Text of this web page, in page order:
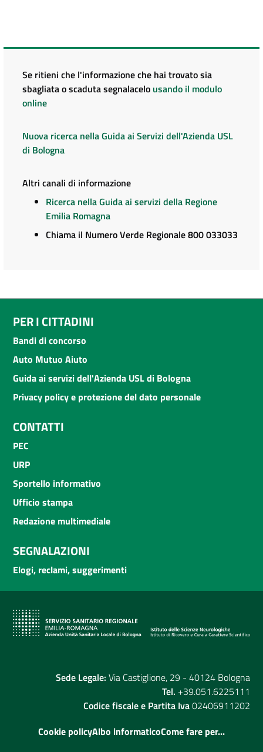
Se ritieni che l'informazione che hai trovato sia
sbagliata o scaduta segnalacelo usando il modulo
online
Nuova ricerca nella Guida ai Servizi dell'Azienda USL
di Bologna
Altri canali di informazione
Ricerca nella Guida ai servizi della Regione
Emilia Romagna
Chiama il Numero Verde Regionale 800 033033
PER I CITTADINI
Bandi di concorso
Auto Mutuo Aiuto
Guida ai servizi dell'Azienda USL di Bologna
Privacy policy e protezione del dato personale
CONTATTI
PEC
URP
Sportello informativo
Ufficio stampa
Redazione multimediale
SEGNALAZIONI
Elogi, reclami, suggerimenti
Sede Legale: Via Castiglione, 29 - 40124 Bologna
Tel. +39.051.6225111
Codice fiscale e Partita Iva02406911202
Cookie policyAlbo informaticoCome fare per...